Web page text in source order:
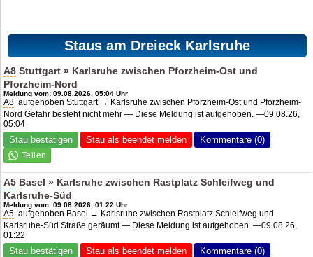
Staus am Dreieck Karlsruhe
A8 Stuttgart » Karlsruhe zwischen Pforzheim-Ost und
Pforzheim-Nord
Meldung vom: 09.08.2026, 05:04 Uhr
A8 aufgehoben Stuttgart → Karlsruhe zwischen Pforzheim-Ost und Pforzheim-
Nord Gefahr besteht nicht mehr — Diese Meldung ist aufgehoben. —09.08.26,
05:04
Stau bestätigen Stau als beendet melden Kommentare (0)
A5 Basel » Karlsruhe zwischen Rastplatz Schleifweg und
Karlsruhe-Süd
Meldung vom: 09.08.2026, 01:22 Uhr
A5 aufgehoben Basel → Karlsruhe zwischen Rastplatz Schleifweg und
Karlsruhe-Süd Straße geräumt — Diese Meldung ist aufgehoben. —09.08.26,
01:22
Stau bestätigen Stau als beendet melden Kommentare (0)